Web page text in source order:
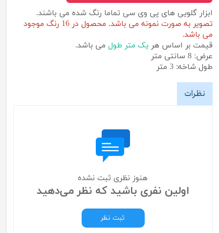
ابزار گلویی های پی وی سی تماما رنگ شده می باشند.
تصویر به صورت نمونه می باشد. محصول در 16 رنگ موجود
می باشد.
قیمت بر اساس هر یک متر طول می باشد.
عرض: 8 سانتی متر
طول شاخه: 3 متر
نظرات
هنوز نظری ثبت نشده
اولین نفری باشید که نظر می‌دهید
ثبت نظر